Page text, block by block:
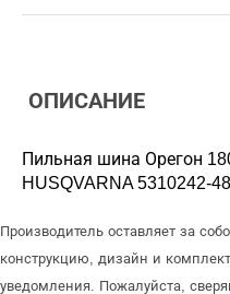
ОПИСАНИЕ
Пильная шина Орегон
HUSQVARNA 5310242-
Производитель оставляет за
конструкцию, дизайн и
уведомления. Пожалуйста,